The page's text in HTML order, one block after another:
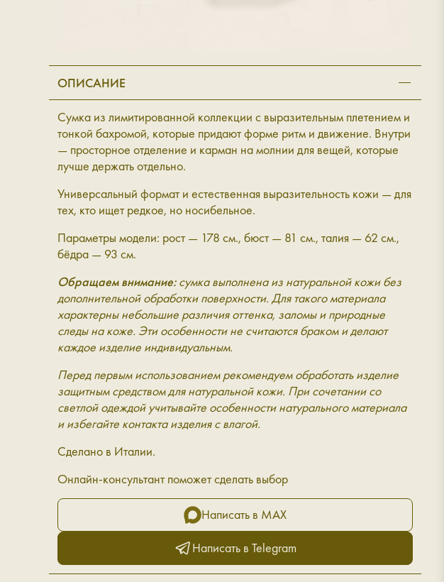
ОПИСАНИЕ
Сумка из лимитированной коллекции с выразительным плетением и
тонкой бахромой, которые придают форме ритм и движение. Внутри
— просторное отделение и карман на молнии для вещей, которые
лучше держать отдельно.
Универсальный формат и естественная выразительность кожи — для
тех, кто ищет редкое, но носибельное.
Параметры модели: рост — 178 см., бюст — 81 см., талия — 62 см.,
бёдра — 93 см.
Обращаем внимание:сумка выполнена из натуральной кожи без
дополнительной обработки поверхности. Для такого материала
характерны небольшие различия оттенка, заломы и природные
следы на коже. Эти особенности не считаются браком и делают
каждое изделие индивидуальным.
Перед первым использованием рекомендуем обработать изделие
защитным средством для натуральной кожи. При сочетании со
светлой одеждой учитывайте особенности натурального материала
и избегайте контакта изделия с влагой.
Сделано в Италии.
Онлайн-консультант поможет сделать выбор
Написать в MAX
Написать в Telegram